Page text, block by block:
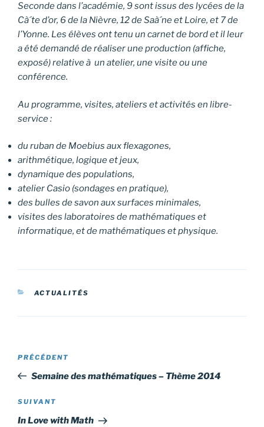
Seconde dans l’académie, 9 sont issus des lycées de la
Cà´te d’or, 6 de la Nièvre, 12 de Saà´ne et Loire, et 7 de
l’Yonne. Les élèves ont tenu un carnet de bord et il leur
a été demandé de réaliser une production (affiche,
exposé) relative à un atelier, une visite ou une
conférence.
Au programme, visites, ateliers et activités en libre-
service :
du ruban de Moebius aux flexagones,
arithmétique, logique et jeux,
dynamique des populations,
atelier Casio (sondages en pratique),
des bulles de savon aux surfaces minimales,
visites des laboratoires de mathématiques et
informatique, et de mathématiques et physique.
CATÉGORIES
ACTUALITÉS
Navigation
l’article
Article
précédent
PRÉCÉDENT
Semaine des mathématiques – Thème 2014
Article
suivant
SUIVANT
In Love with Math